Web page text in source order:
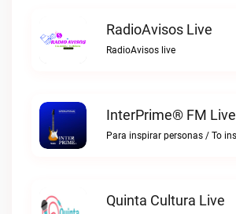
RadioAvisos Live
RadioAvisos live
InterPrime® FM Live
Quinta Cultura Live